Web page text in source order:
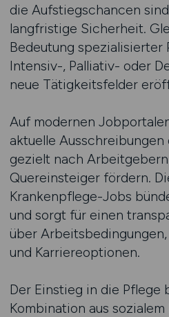
die Aufstiegschancen
langfristige Sicherheit.
Bedeutung
Intensiv-, Palliativ- oder
neue Tätigkeitsfelder
Auf modernen
aktuelle
gezielt nach
Quereinsteiger fördern.
Krankenpflege-Jobs
und sorgt für einen
über
und Karriereoptionen.
Der Einstieg in die Pflege
Kombination aus